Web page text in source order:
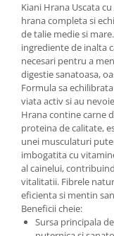
Kiani Hrana Uscata
hrana completa si
de talie medie si
ingrediente de inalta
necesari pentru a
digestie sanatoasa,
Formula sa
viata activ si au
Hrana contine carne
proteina de calitate,
unei musculaturi
imbogatita cu
al cainelui,
vitalitatii. Fibrele
eficienta si mentin
Beneficii cheie:
Sursa principala